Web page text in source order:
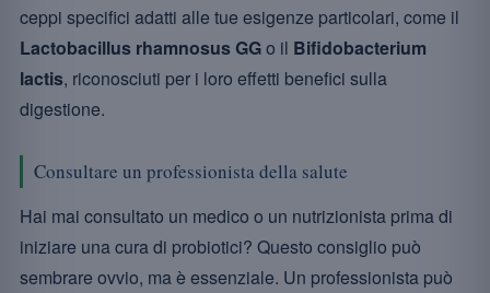
ceppi specifici adatti alle tue esigenze particolari, come il
Lactobacillus rhamnosus GGo il Bifidobacterium
lactis, riconosciuti per i loro effetti benefici sulla
digestione.
Consultare un professionista della salute
Hai mai consultato un medico o un nutrizionista prima di
iniziare una cura di probiotici? Questo consiglio può
sembrare ovvio, ma è essenziale. Un professionista può